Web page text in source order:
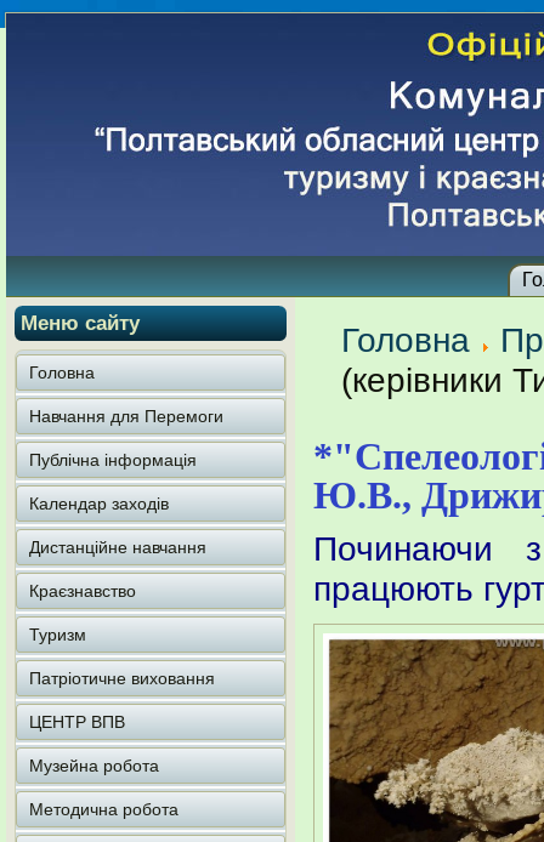
Меню сайту
Головна
Навчання для Перемоги
Публічна інформація
Календар заходів
Дистанційне навчання
Краєзнавство
Туризм
Патріотичне виховання
ЦЕНТР ВПВ
Музейна робота
Методична робота
Головна
(керівники
Ю.В.,
Починаючи
працюють